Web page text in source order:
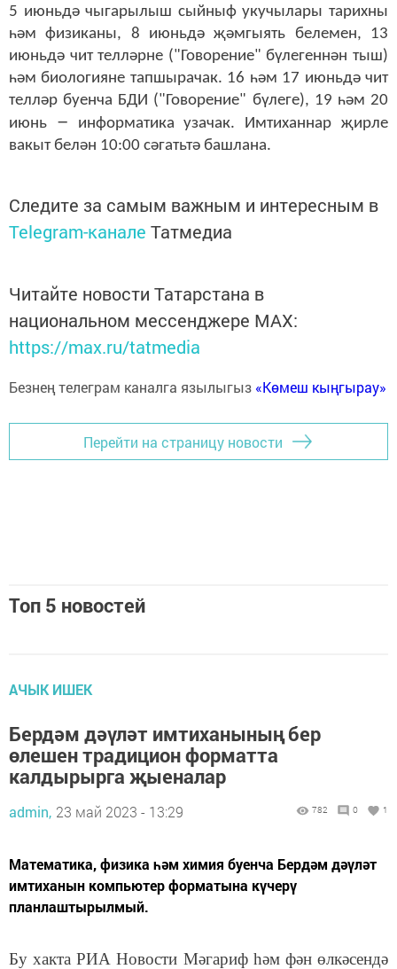
5 июньдә чыгарылыш сыйныф укучылары тарихны
һәм физиканы, 8 июньдә җәмгыять белемен, 13
июньдә чит телләрне ("Говорение" бүлегеннән тыш)
һәм биологияне тапшырачак. 16 һәм 17 июньдә чит
телләр буенча БДИ ("Говорение" бүлеге), 19 һәм 20
июнь – информатика узачак. Имтиханнар җирле
вакыт белән 10:00 сәгатьтә башлана.
Следите за самым важным и интересным в
Telegram-канале Татмедиа
Читайте новости Татарстана в
национальном мессенджере MАХ:
https://max.ru/tatmedia
Безнең телеграм каналга язылыгыз «Көмеш кыңгырау»
Перейти на страницу новости
Топ 5 новостей
АЧЫК ИШЕК
Бердәм дәүләт имтиханының бер
өлешен традицион форматта
калдырырга җыеналар
admin, 23 май 2023 - 13:29 782 0 1
Математика, физика һәм химия буенча Бердәм дәүләт
имтиханын компьютер форматына күчерү
планлаштырылмый.
Бу хакта РИА Новости Мәгариф һәм фән өлкәсендә